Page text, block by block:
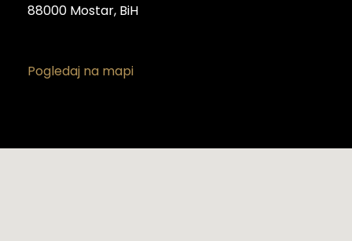
88000 Mostar, BiH
Pogledaj na mapi